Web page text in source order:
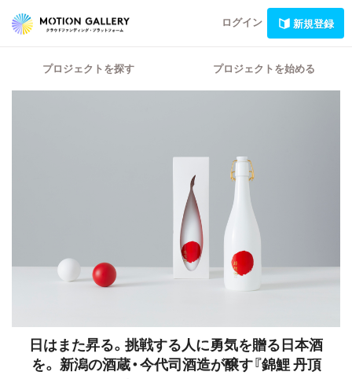
ログイン 新規登録
プロジェクトを探す プロジェクトを始める
日はまた昇る。挑戦する人に勇気を贈る日本酒
を。 新潟の酒蔵・今代司酒造が醸す『錦鯉 丹頂